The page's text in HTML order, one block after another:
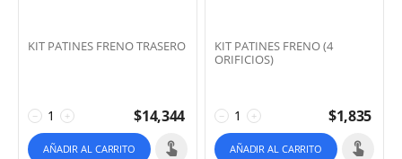
KIT PATINES FRENO TRASERO
+
− $14,344
AÑADIR AL CARRITO
KIT PATINES FRENO (4
ORIFICIOS)
+
− $1,835
AÑADIR AL CARRITO